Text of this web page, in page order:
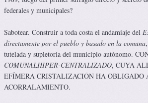
federales y municipales?
Sabotear. Construir a toda costa el andamiaje del
directamente por el pueblo y basado en la comuna
tutelada y supletoria del municipio autónomo.
COMUNALHIPER-CENTRALIZADO, CUYA
EFÍMERA CRISTALIZACIÓN HA OBLIGADO
ACORRALAMIENTO.